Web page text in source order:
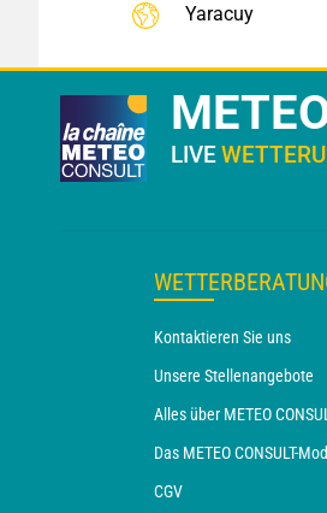
Yaracuy
LIVE
Kontaktieren Sie uns
Unsere Stellenangebote
Alles über METEO
Das METEO CONSULT-
CGV